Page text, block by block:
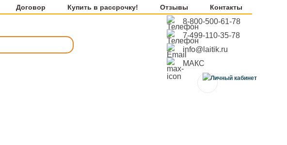
0
Договор Купить в рассрочку! Отзывы Контакты
8-800-500-61-78
7-499-110-35-78
info@laitik.ru
МАКС